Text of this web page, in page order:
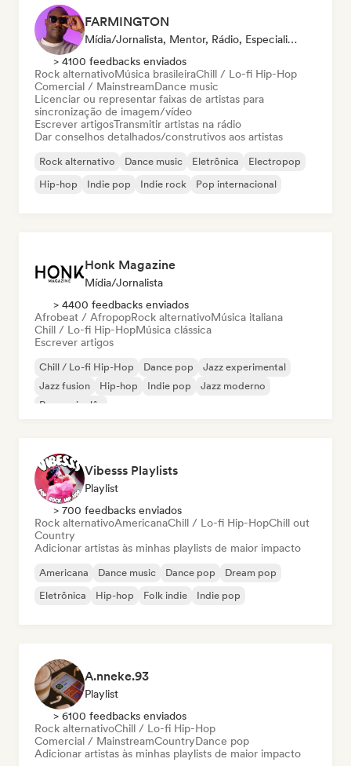
FARMINGTON
Mídia/Jornalista, Mentor, Rádio, Especialista Em Sincronização
> 4100 feedbacks enviados
Rock alternativoMúsica brasileiraChill / Lo-fi Hip-Hop
Comercial / MainstreamDance music
Licenciar ou representar faixas de artistas para
sincronização de imagem/vídeo
Escrever artigosTransmitir artistas na rádio
Dar conselhos detalhados/construtivos aos artistas
Rock alternativo Dance music Eletrônica
Electropop
Hip-hop
Indie pop Indie rock Pop internacional
Honk Magazine
Mídia/Jornalista
> 4400 feedbacks enviados
Afrobeat / AfropopRock alternativoMúsica italiana
Chill / Lo-fi Hip-HopMúsica clássica
Escrever artigos
Chill / Lo-fi Hip-Hop Dance pop
Jazz experimental
Jazz fusion
Hip-hop Indie pop
Jazz moderno
Rap em inglês
Vibesss Playlists
Playlist
> 700 feedbacks enviados
Rock alternativoAmericanaChill / Lo-fi Hip-HopChill out
Country
Adicionar artistas às minhas playlists de maior impacto
Americana Dance music Dance pop
Dream pop
Eletrônica
Hip-hop Folk indie Indie pop
A.nneke.93
Playlist
> 6100 feedbacks enviados
Rock alternativoChill / Lo-fi Hip-Hop
Comercial / MainstreamCountryDance pop
Adicionar artistas às minhas playlists de maior impacto